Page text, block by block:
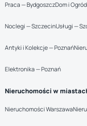
Praca — BydgoszczDom i
Noclegi — SzczecinUsługi —
Antyki i Kolekcje — Poznań
Elektronika — Poznań
Nieruchomości w
Nieruchomości Warszawa